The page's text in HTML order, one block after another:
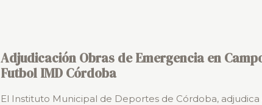
Adjudicación Obras de Emergencia en
Futbol IMD Córdoba
El Instituto Municipal de Deportes de Córdoba, adjudica